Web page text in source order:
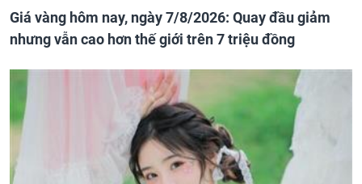
Giá vàng hôm nay, ngày 7/8/2026: Quay đầu giảm
nhưng vẫn cao hơn thế giới trên 7 triệu đồng